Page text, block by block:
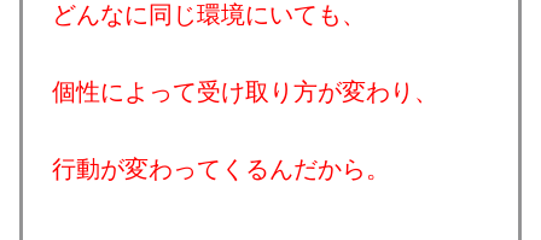
どんなに同じ環境にいても、
個性によって受け取り方が変わり、
行動が変わってくるんだから。